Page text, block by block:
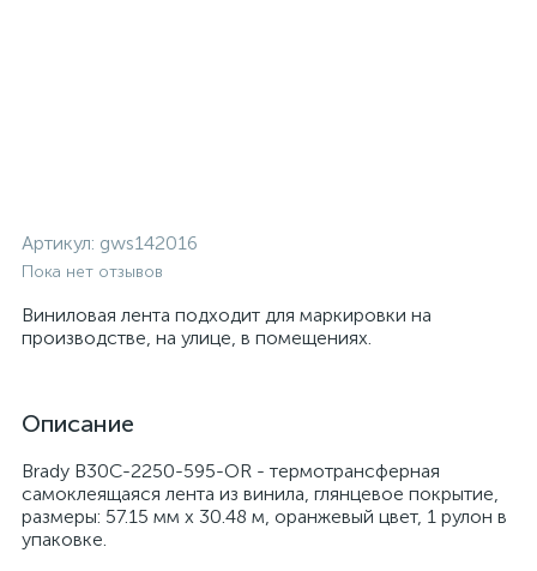
Артикул: gws142016
Пока нет отзывов
Виниловая лента подходит для маркировки на
производстве, на улице, в помещениях.
Описание
Brady B30C-2250-595-OR - термотрансферная
самоклеящаяся лента из винила, глянцевое покрытие,
размеры: 57.15 мм х 30.48 м, оранжевый цвет, 1 рулон в
упаковке.